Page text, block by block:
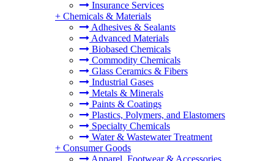
Insurance Services
+ Chemicals & Materials
Adhesives & Sealants
Advanced Materials
Biobased Chemicals
Commodity Chemicals
Glass Ceramics & Fibers
Industrial Gases
Metals & Minerals
Paints & Coatings
Plastics, Polymers, and Elastomers
Specialty Chemicals
Water & Wastewater Treatment
+ Consumer Goods
Apparel, Footwear & Accessories